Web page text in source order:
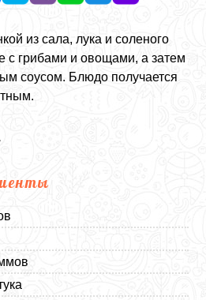
из сала, лука и соленого
с грибами и овощами, а затем
соусом. Блюдо получается